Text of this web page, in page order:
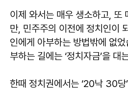
이제 와서는 매우 생소하고, 또
만, 민주주의 이전에 정치인이
인에게 아부하는 방법밖에 없
부하는 길에는 ‘정치자금’을 대
한때 정치권에서는 ‘20낙 30당